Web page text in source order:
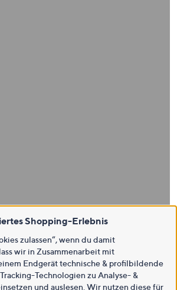
Shopping-Erlebnis
zulassen“, wenn du damit
wir in Zusammenarbeit mit
Endgerät technische & profilbildende
Technologien zu Analyse- &
und auslesen. Wir nutzen diese für